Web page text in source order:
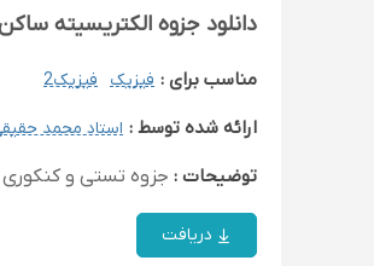
دانلود جزوه الکتریسیته
مناسب برای : فیزیک فیزیک2
ارائه شده توسط : استاد محمد
توضیحات : جزوه تستی و
دریافت